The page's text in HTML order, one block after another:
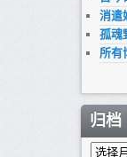
消遣
孤魂
所有
归档
归